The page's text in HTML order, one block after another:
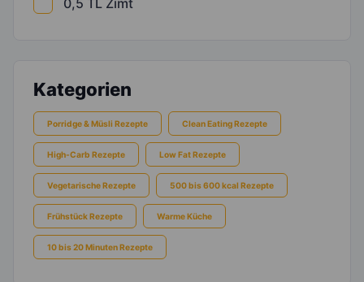
0,5 TL Zimt
Kategorien
Porridge & Müsli Rezepte Clean Eating Rezepte
High-Carb Rezepte Low Fat Rezepte
Vegetarische Rezepte 500 bis 600 kcal Rezepte
Frühstück Rezepte Warme Küche
10 bis 20 Minuten Rezepte